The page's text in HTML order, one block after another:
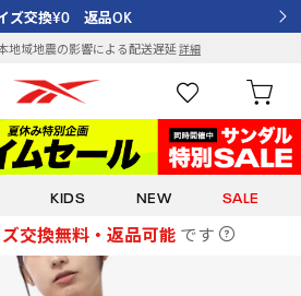
ズ交換¥0 返品OK
地域地震の影響による配送遅延詳細
KIDS NEW SALE
交換無料・返品可能 です